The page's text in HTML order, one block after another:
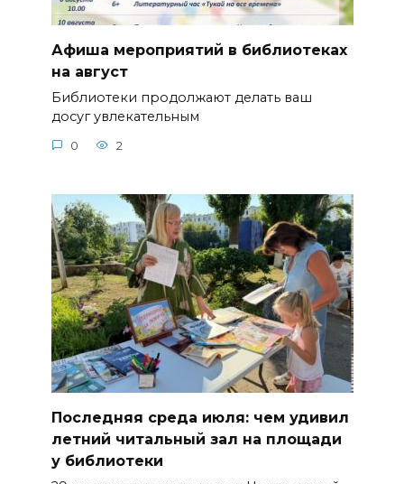
Афиша мероприятий в библиотеках
на август
Библиотеки продолжают делать ваш
досуг увлекательным
0 2
Последняя среда июля: чем удивил
летний читальный зал на площади
у библиотеки